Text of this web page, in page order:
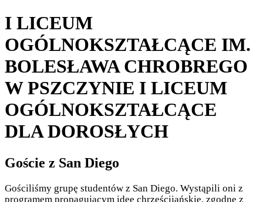
I LICEUM
OGÓLNOKSZTAŁCĄCE IM.
BOLESŁAWA CHROBREGO
W PSZCZYNIE I LICEUM
OGÓLNOKSZTAŁCĄCE
DLA DOROSŁYCH
Goście z San Diego
Gościliśmy grupę studentów z San Diego. Wystąpili oni z
programem propagującym idee chrześcijańskie, zgodne z